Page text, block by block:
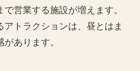
営業する施設が増えます。
アトラクションは、昼とはま
あります。